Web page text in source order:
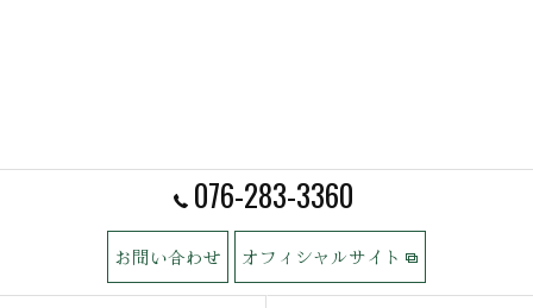
076-283-3360
お問い合わせ オフィシャルサイト